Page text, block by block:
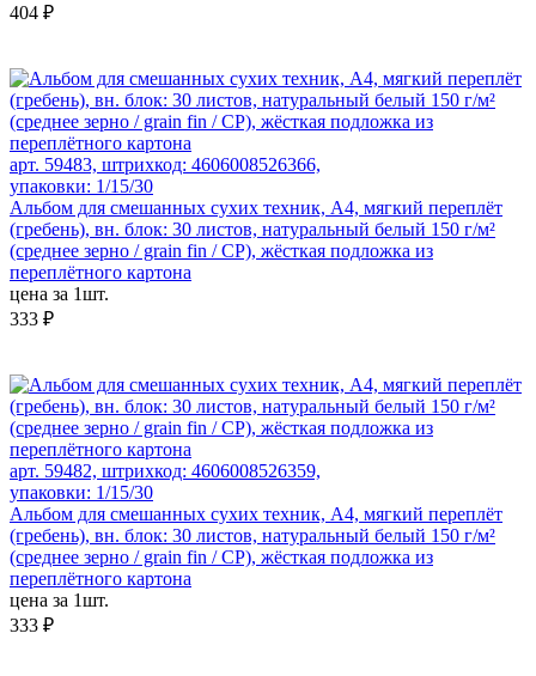
404 ₽
арт. 59483, штрихкод: 4606008526366,
упаковки: 1/15/30
Альбом для смешанных сухих техник, А4, мягкий переплёт
(гребень), вн. блок: 30 листов, натуральный белый 150 г/м²
(среднее зерно / grain fin / CP), жёсткая подложка из
переплётного картона
цена за 1шт.
333 ₽
арт. 59482, штрихкод: 4606008526359,
упаковки: 1/15/30
Альбом для смешанных сухих техник, А4, мягкий переплёт
(гребень), вн. блок: 30 листов, натуральный белый 150 г/м²
(среднее зерно / grain fin / CP), жёсткая подложка из
переплётного картона
цена за 1шт.
333 ₽